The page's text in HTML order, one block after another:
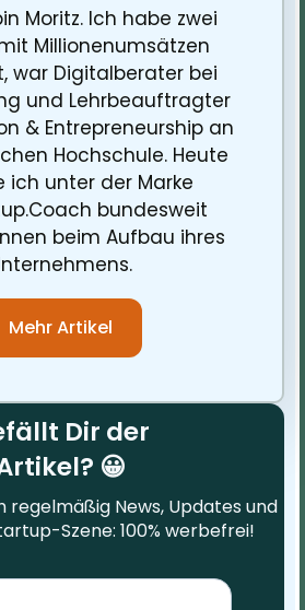
Moritz. Ich habe zwei
Millionenumsätzen
war Digitalberater bei
und Lehrbeauftragter
& Entrepreneurship an
Hochschule. Heute
ich unter der Marke
bundesweit
beim Aufbau ihres
Mehr Artikel
Dir der
😀
regelmäßig News, Updates und
Szene: 100% werbefrei!